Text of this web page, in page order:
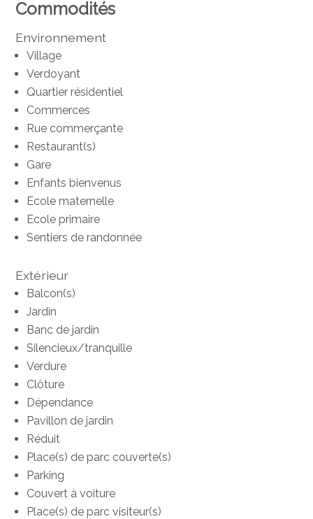
Commodités
Environnement
Village
Verdoyant
Quartier résidentiel
Commerces
Rue commerçante
Restaurant(s)
Gare
Enfants bienvenus
Ecole maternelle
Ecole primaire
Sentiers de randonnée
Extérieur
Balcon(s)
Jardin
Banc de jardin
Silencieux/tranquille
Verdure
Clôture
Dépendance
Pavillon de jardin
Réduit
Place(s) de parc couverte(s)
Parking
Couvert à voiture
Place(s) de parc visiteur(s)